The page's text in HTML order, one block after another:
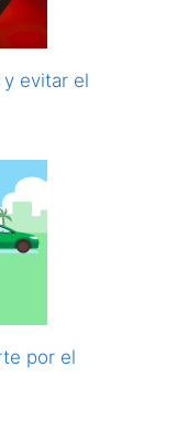
evitar el
por el